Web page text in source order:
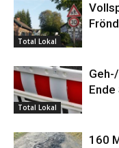
Total Lokal
Total Lokal
160